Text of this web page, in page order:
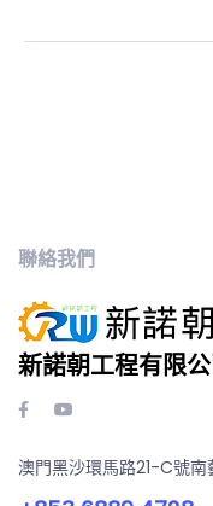
聯絡我們
新諾朝工程有限
澳門黑沙環馬路21-C號南